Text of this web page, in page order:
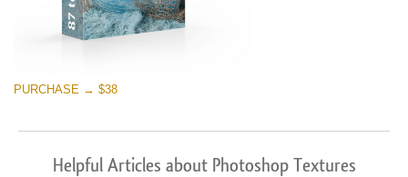
PURCHASE → $38
Helpful Articles about Photoshop Textures